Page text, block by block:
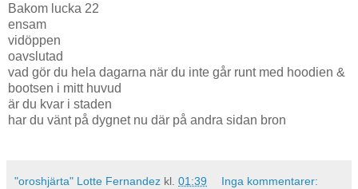
Bakom lucka 22
ensam
vidöppen
oavslutad
vad gör du hela dagarna när du inte går runt med hoodien &
bootsen i mitt huvud
är du kvar i staden
har du vänt på dygnet nu där på andra sidan bron
"oroshjärta" Lotte Fernandez kl. 01:39 Inga kommentarer: